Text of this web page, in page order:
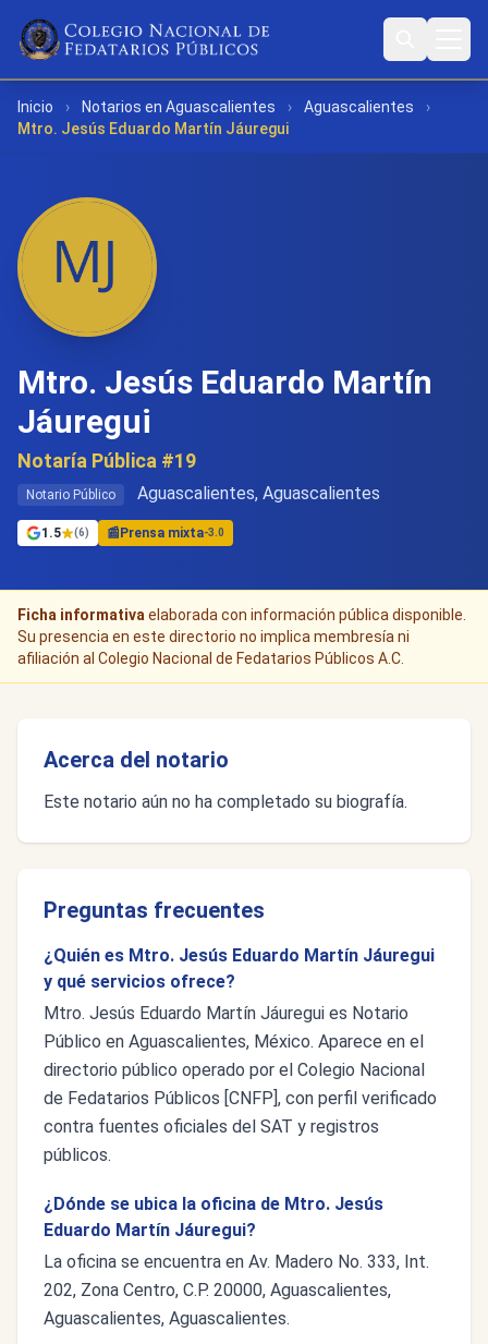
Inicio › Notarios en Aguascalientes › Aguascalientes
›
Mtro. Jesús Eduardo Martín Jáuregui
Mtro. Jesús Eduardo Martín
Jáuregui
Notaría Pública #19
Notario Público Aguascalientes, Aguascalientes
1.5 (6) 📰 Prensa mixta-3.0
Ficha informativa elaborada con información pública disponible.
Su presencia en este directorio no implica membresía ni
afiliación al Colegio Nacional de Fedatarios Públicos A.C.
Acerca del notario
Este notario aún no ha completado su biografía.
Preguntas frecuentes
¿Quién es Mtro. Jesús Eduardo Martín Jáuregui
y qué servicios ofrece?
Mtro. Jesús Eduardo Martín Jáuregui es Notario
Público en Aguascalientes, México. Aparece en el
directorio público operado por el Colegio Nacional
de Fedatarios Públicos [CNFP], con perfil verificado
contra fuentes oficiales del SAT y registros
públicos.
¿Dónde se ubica la oficina de Mtro. Jesús
Eduardo Martín Jáuregui?
La oficina se encuentra en Av. Madero No. 333, Int.
202, Zona Centro, C.P. 20000, Aguascalientes,
Aguascalientes, Aguascalientes.